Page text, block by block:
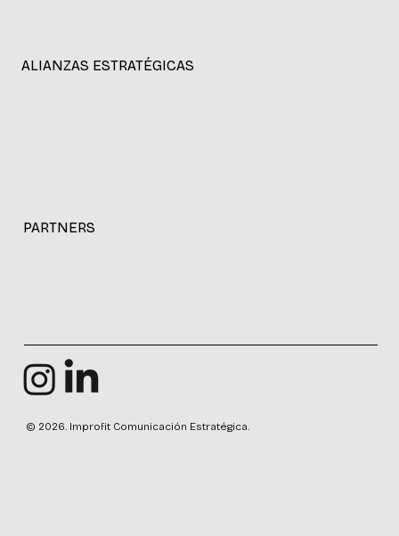
ALIANZAS ESTRATÉGICAS
PARTNERS
© 2026. Improfit Comunicación Estratégica.